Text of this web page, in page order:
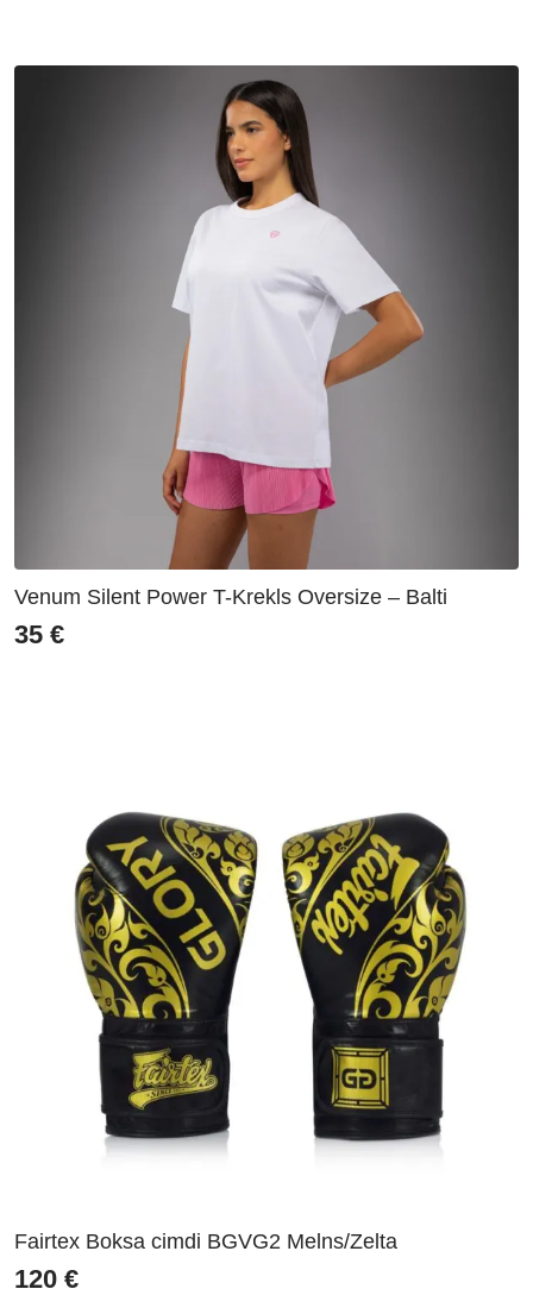
Venum Silent Power T-Krekls Oversize – Balti
35 €
Fairtex Boksa cimdi BGVG2 Melns/Zelta
120 €